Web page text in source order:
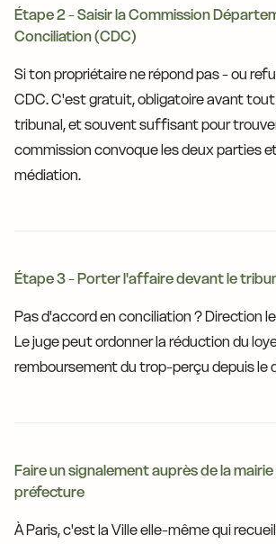
Étape 2 - Saisir la Commission
Conciliation (CDC)
Si ton propriétaire ne répond pas - ou
CDC. C'est gratuit, obligatoire avant
tribunal, et souvent suffisant pour
commission convoque les deux parties
médiation.
Étape 3 - Porter l'affaire devant le
Pas d'accord en conciliation ? Direction
Le juge peut ordonner la réduction du
remboursement du trop-perçu depuis le
Faire un signalement auprès de la mairie
préfecture
À Paris, c'est la Ville elle-même qui